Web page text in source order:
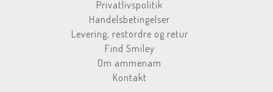
Privatlivspolitik
Handelsbetingelser
Levering, restordre og retur
Find Smiley
Om ammenam
Kontakt